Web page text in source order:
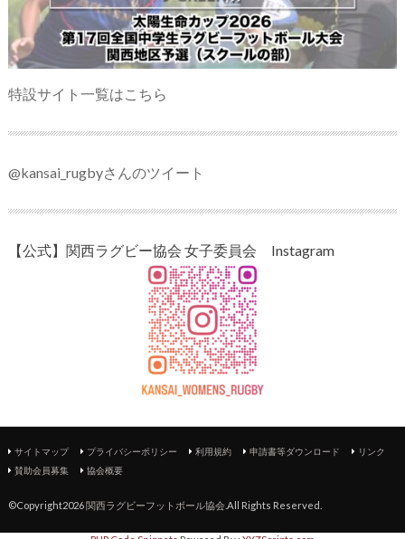
特設サイト一覧はこちら
@kansai_rugbyさんのツイート
【公式】関西ラグビー協会 女子委員会 Instagram
サイトマップ プライバシーポリシー 利用規約 申請書等ダウンロード
リンク
賛助会員募集
協会概要
©Copyright2026関西ラグビーフットボール協会.All Rights Reserved.